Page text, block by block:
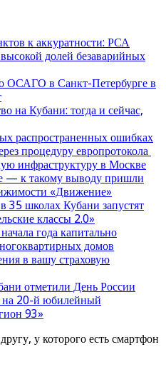
к аккуратности: РСА
долей безаварийных
ОСАГО в Санкт-Петербурге в
на Кубани: тогда и сейчас,
распространенных ошибках
процедуру европротокола
инфраструктуру в Москве
— к такому выводу пришли
«Движение»
35 школах Кубани запустят
классы 2.0»
года капитально
домов
в вашу страховую
отметили День России
на 20-й юбилейный
93»
у которого есть смартфон